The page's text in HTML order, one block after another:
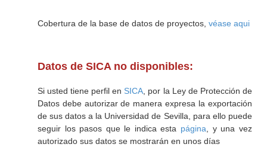
Cobertura de la base de datos de proyectos, véase aqui
Datos de SICA no disponibles:
Si usted tiene perfil en SICA , por la Ley de Protección de
Datos debe autorizar de manera expresa la exportación
de sus datos a la Universidad de Sevilla, para ello puede
seguir los pasos que le indica esta página , y una vez
autorizado sus datos se mostrarán en unos días